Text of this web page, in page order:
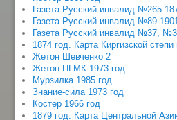
Газета Русский инвалид №265
Газета Русский инвалид №89
Газета Русский инвалид №37,
1874 год. Карта Киргизской
Жетон Шевченко 2
Жетон ПГМК 1973 год
Мурзилка 1985 год
Знание-сила 1973 год
Костер 1966 год
1879 год. Карта Центральной